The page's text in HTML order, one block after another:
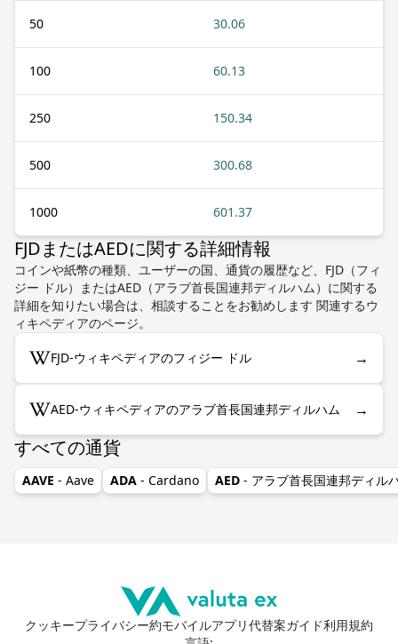
50 30.06
100 60.13
250 150.34
500 300.68
1000 601.37
FJDまたはAEDに関する詳細情報
コインや紙幣の種類、ユーザーの国、通貨の履歴など、FJD（フィ
ジー ドル）またはAED（アラブ首長国連邦ディルハム）に関する
詳細を知りたい場合は、相談することをお勧めします 関連するウ
ィキペディアのページ。
FJD-ウィキペディアのフィジー ドル →
AED-ウィキペディアのアラブ首長国連邦ディルハム →
すべての通貨
AAVE - Aave ADA - Cardano AED - アラブ首長国連邦ディル
クッキープライバシー約モバイルアプリ代替案ガイド利用規約